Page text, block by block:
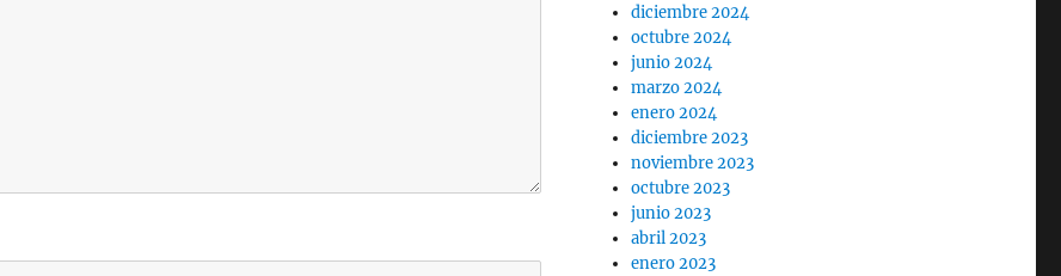
diciembre 2024
octubre 2024
junio 2024
marzo 2024
enero 2024
diciembre 2023
noviembre 2023
octubre 2023
junio 2023
abril 2023
enero 2023